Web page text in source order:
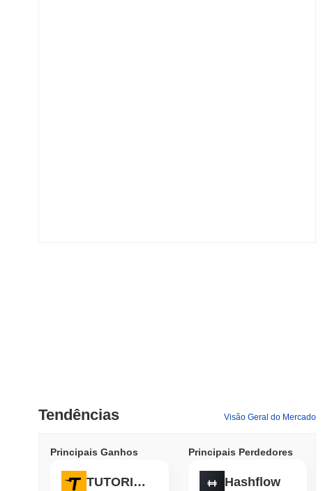
Tendências Visão Geral do Mercado
Principais Ganhos
TUTORIAL
Principais Perdedores
Hashflow